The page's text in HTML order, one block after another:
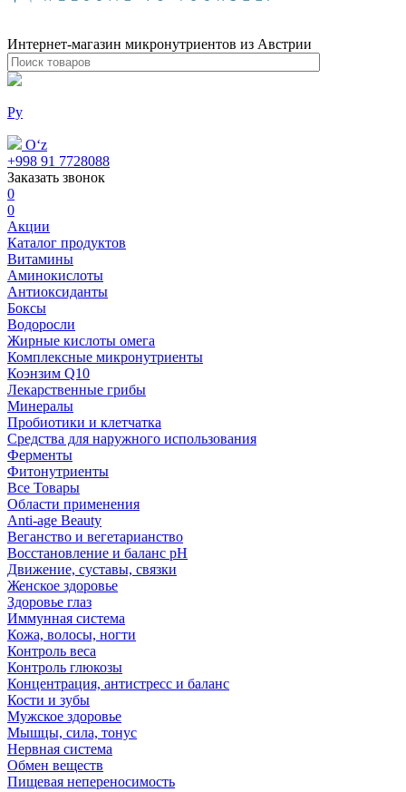
Интернет-магазин микронутриентов из Австрии
Ру
Oʻz
+998 91 7728088
Заказать звонок
0
0
Акции
Каталог продуктов
Витамины
Аминокислоты
Антиоксиданты
Боксы
Водоросли
Жирные кислоты омега
Комплексные микронутриенты
Коэнзим Q10
Лекарственные грибы
Минералы
Пробиотики и клетчатка
Средства для наружного использования
Ферменты
Фитонутриенты
Все Товары
Области применения
Anti-age Beauty
Веганство и вегетарианство
Восстановление и баланс pH
Движение, суставы, связки
Женское здоровье
Здоровье глаз
Иммунная система
Кожа, волосы, ногти
Контроль веса
Контроль глюкозы
Концентрация, антистресс и баланс
Кости и зубы
Мужское здоровье
Мышцы, сила, тонус
Нервная система
Обмен веществ
Пищевая непереносимость